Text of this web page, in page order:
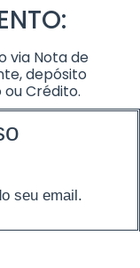
via Nota de
depósito
Crédito.
seu email.